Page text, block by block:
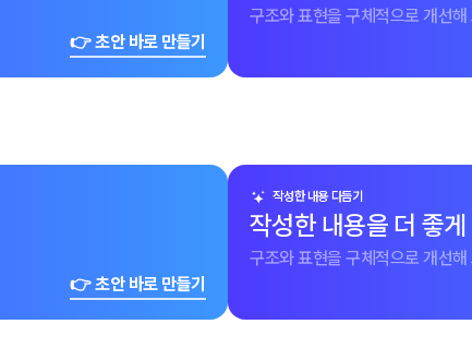
👉 초안 바로 만들기
구조와 표현을 구체적으로 개선해
👉 초안 바로 만들기
작성한 내용 다듬기
작성한 내용을 더 좋
구조와 표현을 구체적으로 개선해